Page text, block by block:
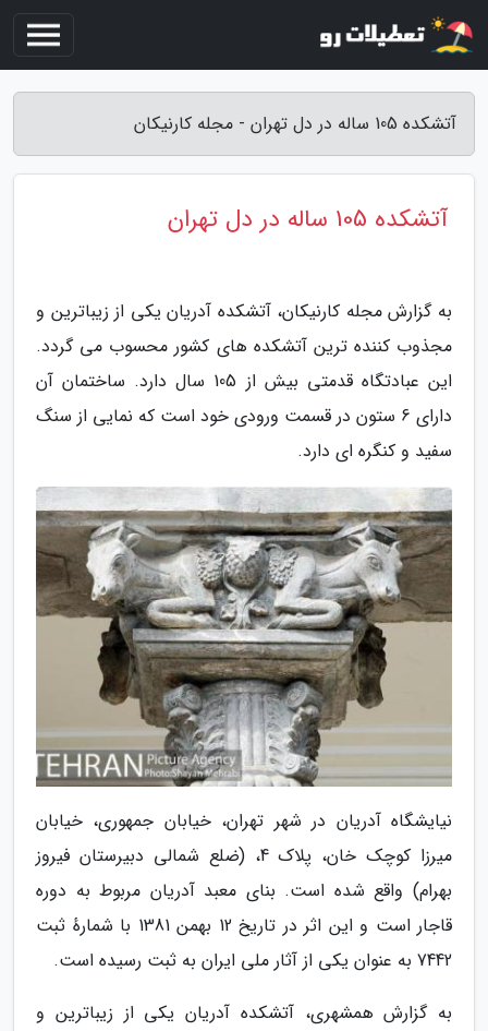
آتشکده 105 ساله در دل تهران - مجله کارنیکان
آتشکده 105 ساله در دل تهران
به گزارش مجله کارنیکان، آتشکده آدریان یکی از زیباترین و
مجذوب کننده ترین آتشکده های کشور محسوب می گردد.
این عبادتگاه قدمتی بیش از 105 سال دارد. ساختمان آن
دارای 6 ستون در قسمت ورودی خود است که نمایی از سنگ
سفید و کنگره ای دارد.
نیایشگاه آدریان در شهر تهران، خیابان جمهوری، خیابان
میرزا کوچک خان، پلاک 4، (ضلع شمالی دبیرستان فیروز
بهرام) واقع شده است. بنای معبد آدریان مربوط به دوره
قاجار است و این اثر در تاریخ 12 بهمن 1381 با شمارهٔ ثبت
7442 به عنوان یکی از آثار ملی ایران به ثبت رسیده است.
به گزارش همشهری، آتشکده آدریان یکی از زیباترین و